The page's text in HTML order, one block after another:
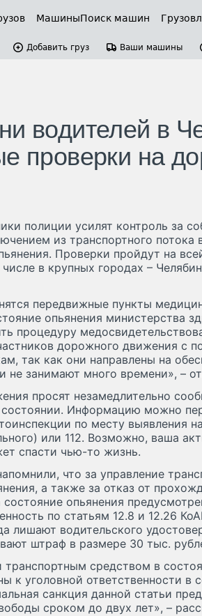
МашиныПоиск машин
Добавить груз Ваши машины
водителей в
проверки на
полиции усилят контроль за
из транспортного потока
Проверки пройдут на
в крупных городах –
передвижные пункты
опьянения министерства
процедуру
дорожного движения с
так как они направлены на
не занимают много времени», –
просят незамедлительно
состоянии. Информацию можно
по месту выявления
или 112. Возможно, ваша
спасти чью-то жизнь.
что за управление
а также за отказ от
опьянения
по статьям 12.8 и 12.26
лишают водительского
штраф в размере 30 тыс.
средством в
к уголовной ответственности в
санкция данной статьи
сроком до двух лет», –